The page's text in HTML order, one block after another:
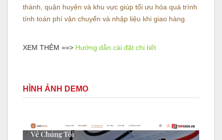
thành, quận huyện và khu vực giúp tối ưu hóa quá trình
tính toán phí vận chuyển và nhập liệu khi giao hàng.
XEM THÊM ==> Hướng dẫn cài đặt chi tiết
HÌNH ẢNH DEMO